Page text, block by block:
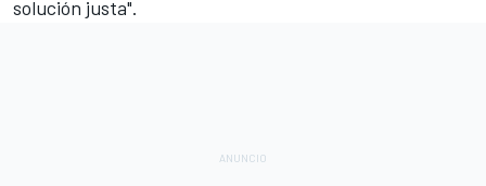
solución justa".